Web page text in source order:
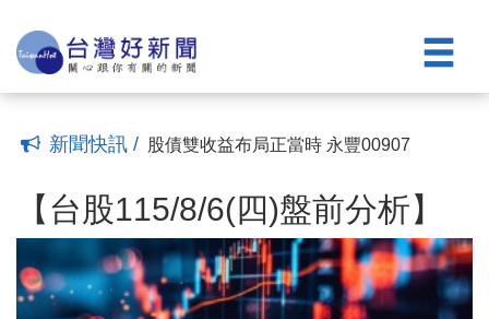
新聞快訊 /
玩透透
城市化身音樂舞台 「2026潮台北」8月
底登場
台股大漲1250點收復月季線 外資回補903
億元 電子主流全面反攻(18:00)
百年酥香一口入魂的極致美味再臨 銀座天
父親節優惠(18:00)
股債雙收益布局正當時 永豐00907
6月營收連11月年月雙增、連19月年增 金
居明年EPS年增率有望翻倍大漲 (00:00)
桃市圖《雲端亮點調頻室》8月起開播
Podcast、YouTube雙線串連閱讀、情緒與
親子關係(21:37)
嘉義市嘉北國小地下停車場完工 218席
智慧車位啟用(19:48)
貓空亮點活動起跑 「星空到花海」全年
玩透透(18:33)
城市化身音樂舞台 「2026潮台北」8月
【台股115/8/6(四)盤前分析】